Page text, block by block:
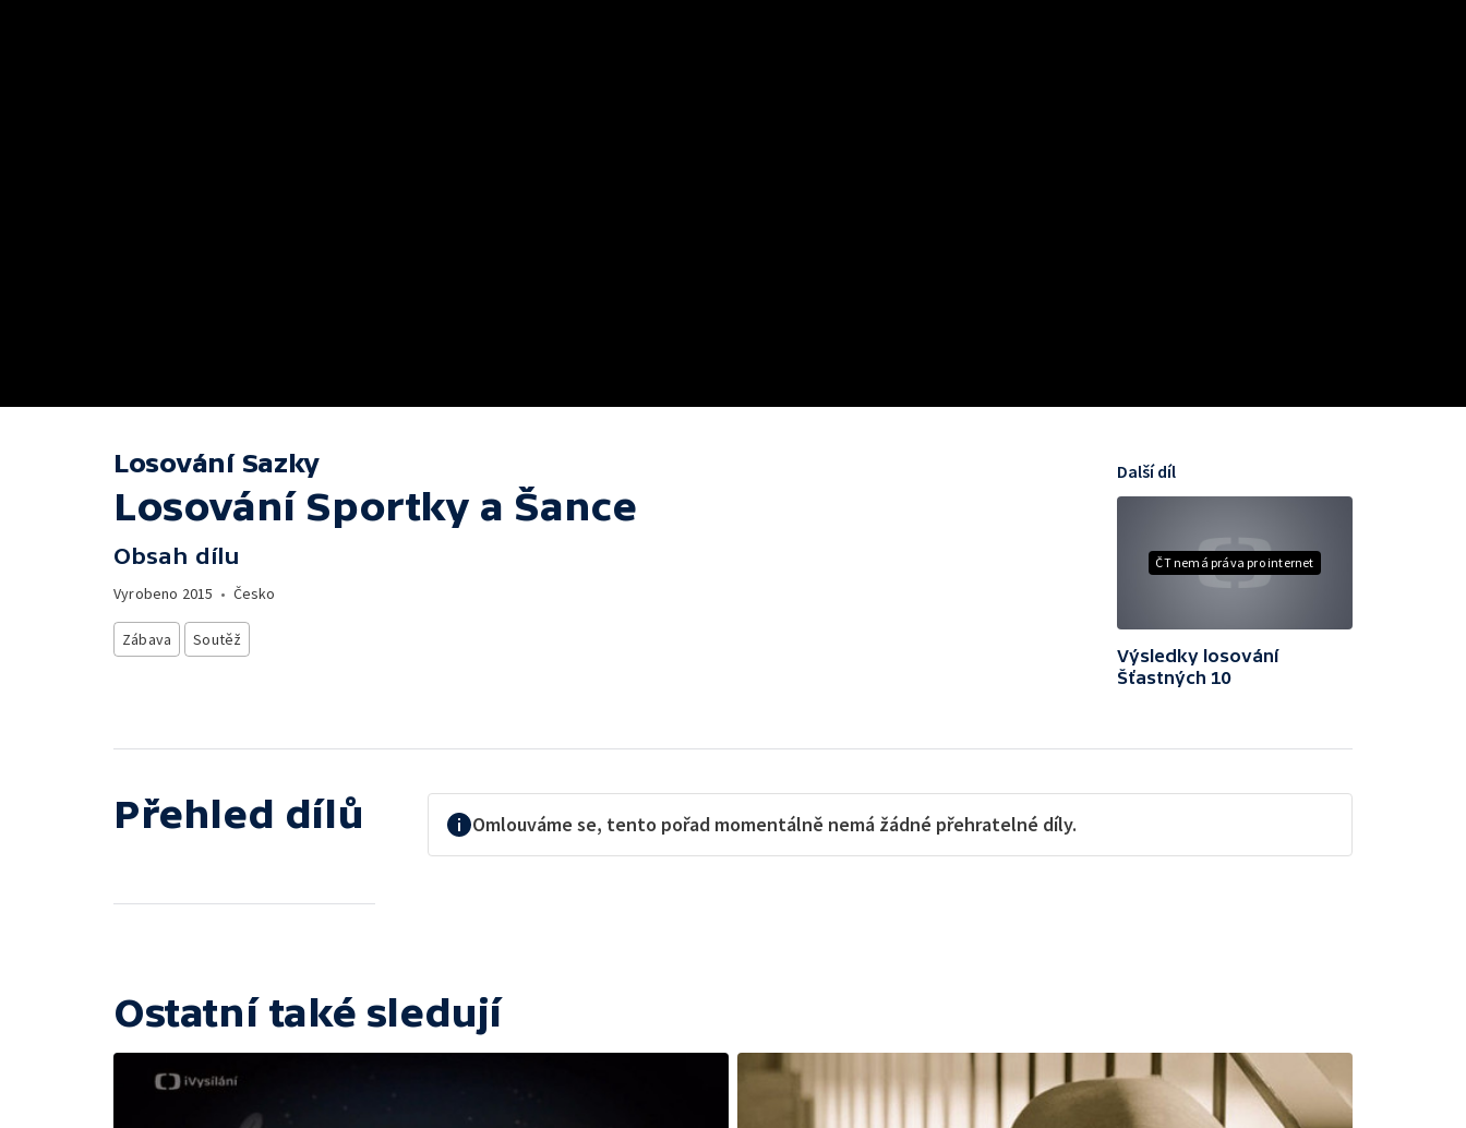
Losování Sazky
Losování Sportky a Šance
Obsah dílu
Vyrobeno 2015 • Česko
Zábava Soutěž
ČT nemá práva pro internet
Další díl
Výsledky losování
Šťastných 10
Přehled dílů Omlouváme se, tento pořad momentálně nemá žádné přehratelné díly.
Ostatní také sledují